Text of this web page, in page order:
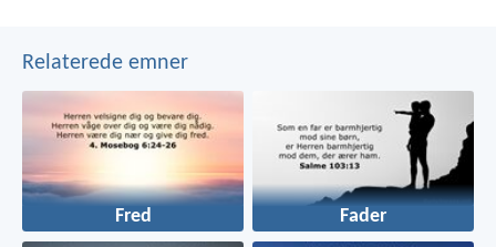
Relaterede emner
Fred Fader